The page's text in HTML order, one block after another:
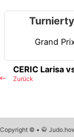
Grand
Zurück
CERIC Larisa
Copyright © • 🥋